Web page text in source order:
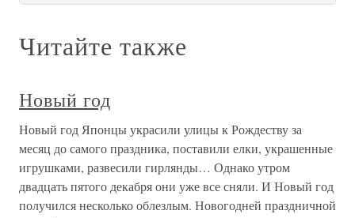
Читайте также
Новый год
Новый год Японцы украсили улицы к Рождеству за
месяц до самого праздника, поставили елки, украшенные
игрушками, развесили гирлянды… Однако утром
двадцать пятого декабря они уже все сняли. И Новый год
получился несколько облезлым. Новогодней праздничной